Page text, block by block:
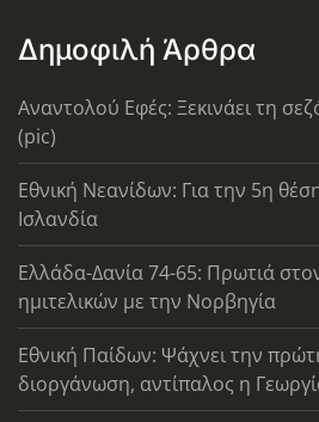
Δημοφιλή Άρθρα
Αναντολού Εφές: Ξεκινάει τη
(pic)
Εθνική Νεανίδων: Για την 5η
Ισλανδία
Ελλάδα-Δανία 74-65: Πρωτιά
ημιτελικών με την Νορβηγία
Εθνική Παίδων: Ψάχνει την
διοργάνωση, αντίπαλος η